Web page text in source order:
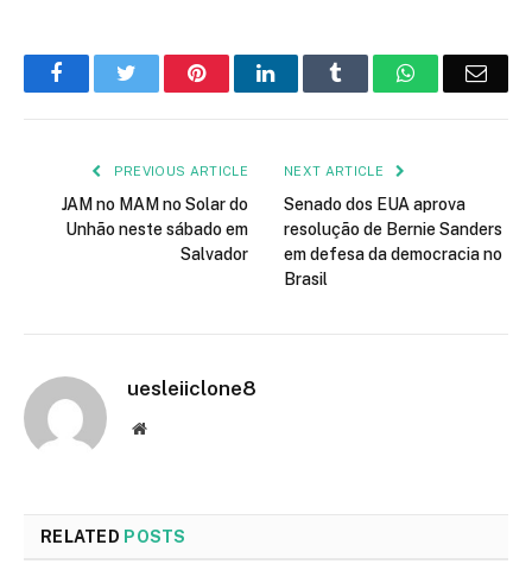
FacebookTwitter PinterestLinkedIn Tumblr WhatsApp
PREVIOUS ARTICLE
JAM no MAM no Solar do
Unhão neste sábado em
Salvador
NEXT ARTICLE
Senado dos EUA aprova
resolução de Bernie Sanders
em defesa da democracia no
Brasil
uesleiiclone8
Website
RELATED POSTS